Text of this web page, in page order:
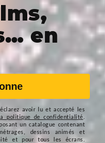
en
avoir lu et accepté les
la politique de confidentialité.
un catalogue contenant
dessins animés et
et pour tous les écrans.